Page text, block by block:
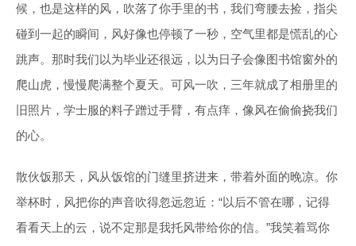
候，也是这样的风，吹落了你手里的书，我们弯腰去捡，指尖
碰到一起的瞬间，风好像也停顿了一秒，空气里都是慌乱的心
跳声。那时我们以为毕业还很远，以为日子会像图书馆窗外的
爬山虎，慢慢爬满整个夏天。可风一吹，三年就成了相册里的
旧照片，学士服的料子蹭过手臂，有点痒，像风在偷偷挠我们
的心。
散伙饭那天，风从饭馆的门缝里挤进来，带着外面的晚凉。你
举杯时，风把你的声音吹得忽远忽近：“以后不管在哪，记得
看看天上的云，说不定那是我托风带给你的信。”我笑着骂你